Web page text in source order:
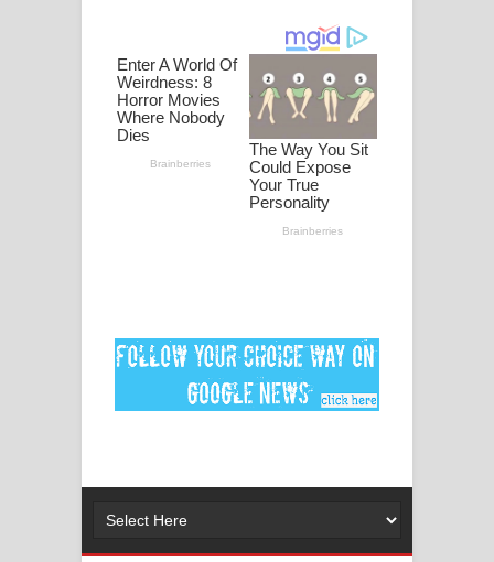
පද පෙළ
DEAR GOD Song Lyrics - ඩියර් ගෝඩ්
MANAMALA KATHA Song Lyrics -
2026 football world cup song lyrics
Lassana Amma Song Lyrics - ලස්සන
ගීතයේ පද පෙළ